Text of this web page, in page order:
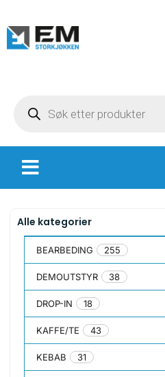
Alle kategorier
BEARBEDING 255
DEMOUTSTYR 38
DROP-IN 18
KAFFE/TE 43
KEBAB 31